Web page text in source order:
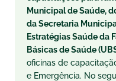
Municipal de Saúde,
da Secretaria
Estratégias Saúde da
Básicas de Saúde
oficinas de
e Emergência. No